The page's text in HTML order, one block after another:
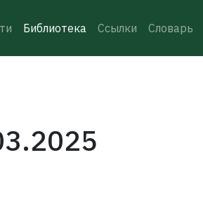
Библиотека Ссылки Словарь